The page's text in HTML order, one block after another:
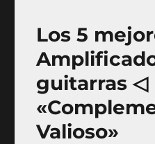
Los 5
guitarras ◁
Valioso»